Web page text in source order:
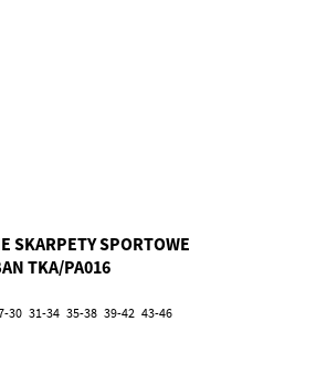
SKARPETY SPORTOWE
TKA/PA016
30 31-34 35-38 39-42 43-46